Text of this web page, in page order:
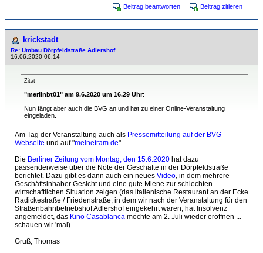
Beitrag beantworten Beitrag zitieren
krickstadt
Re: Umbau Dörpfeldstraße Adlershof
16.06.2020 06:14
Zitat
"merlinbt01" am 9.6.2020 um 16.29 Uhr:
Nun fängt aber auch die BVG an und hat zu einer Online-Veranstaltung
eingeladen.
Am Tag der Veranstaltung auch als Pressemitteilung auf der BVG-
Webseite und auf "meinetram.de".
Die Berliner Zeitung vom Montag, den 15.6.2020 hat dazu
passenderweise über die Nöte der Geschäfte in der Dörpfeldstraße
berichtet. Dazu gibt es dann auch ein neues Video, in dem mehrere
Geschäftsinhaber Gesicht und eine gute Miene zur schlechten
wirtschaftlichen Situation zeigen (das italienische Restaurant an der Ecke
Radickestraße / Friedenstraße, in dem wir nach der Veranstaltung für den
Straßenbahnbetriebshof Adlershof eingekehrt waren, hat Insolvenz
angemeldet, das Kino Casablanca möchte am 2. Juli wieder eröffnen ...
schauen wir 'mal).
Gruß, Thomas